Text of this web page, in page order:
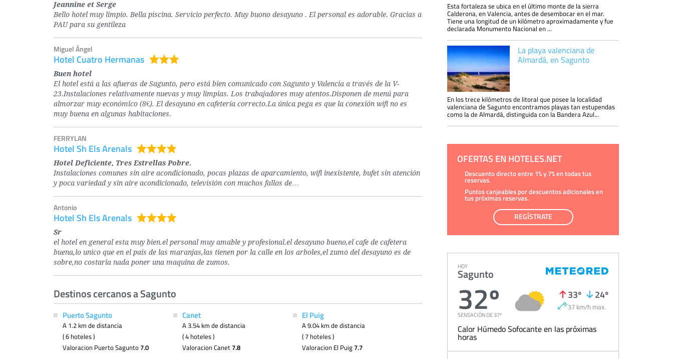
Jeannine et Serge
Bello hotel muy limpio. Bella piscina. Servicio perfecto. Muy buono desayuno . El personal es adorable. Gracias a
PAU para su gentileza
Miguel Ángel
Hotel Cuatro Hermanas
Buen hotel
El hotel está a las afueras de Sagunto, pero está bien comunicado con Sagunto y Valencia a través de la V-
23.Instalaciones relativamente nuevas y muy limpias. Los trabajadores muy atentos.Disponen de menú para
almorzar muy económico (8€). El desayuno en cafetería correcto.La única pega es que la conexión wifi no es
muy buena en algunas habitaciones.
FERRYLAN
Hotel Sh Els Arenals
Hotel Deficiente, Tres Estrellas Pobre.
Instalaciones comunes sin aire acondicionado, pocas plazas de aparcamiento, wifi inexistente, bufet sin atención
y poca variedad y sin aire acondicionado, televisión con muchos fallos de…
Antonio
Hotel Sh Els Arenals
Sr
el hotel en general esta muy bien.el personal muy amable y profesional.el desayuno bueno,el cafe de cafetera
buena,lo unico que en el pais de las maranjas,las tienen por la calle en los arboles,el zumo del desayuno es de
sobre,no costaria nada poner una maquina de zumos.
Destinos cercanos a Sagunto
Puerto Sagunto
A 1.2 km de distancia
( 6 hoteles )
Valoracion Puerto Sagunto 7.0
Canet
A 3.54 km de distancia
( 4 hoteles )
Valoracion Canet 7.8
El Puig
A 9.04 km de distancia
( 7 hoteles )
Valoracion El Puig 7.7
Esta fortaleza se ubica en el último monte de la sierra
Calderona, en Valencia, antes de desembocar en el mar.
Tiene una longitud de un kilómetro aproximadamente y fue
declarada Monumento Nacional en ...
La playa valenciana de
Almardá, en Sagunto
En los trece kilómetros de litoral que posee la localidad
valenciana de Sagunto encontramos playas tan estupendas
como la de Almardá, distinguida con la Bandera Azul...
OFERTAS EN HOTELES.NET
Descuento directo entre 1% y 7% en todas tus
reservas.
Puntos canjeables por descuentos adicionales en
tus próximas reservas.
REGÍSTRATE
HOY
Sagunto
32º
SENSACIÓN DE 37º
33º 24º
37 km/h max.
Calor Húmedo Sofocante en las próximas
horas